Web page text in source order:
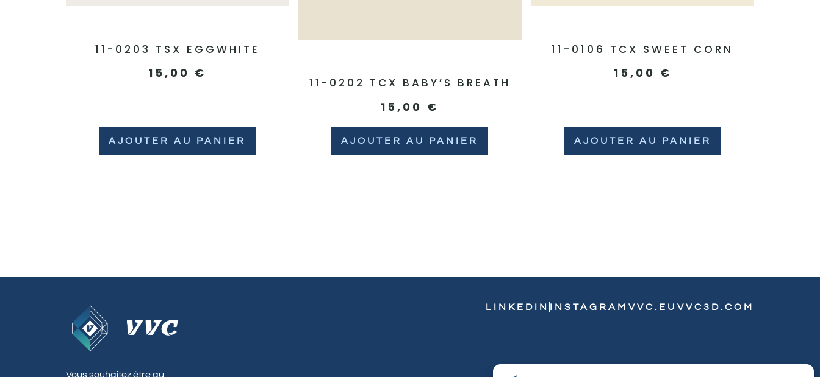
11-0203 TSX EGGWHITE
15,00 €
AJOUTER AU PANIER
11-0202 TCX BABY’S BREATH
15,00 €
AJOUTER AU PANIER
11-0106 TCX SWEET CORN
15,00 €
AJOUTER AU PANIER
Vous souhaitez être au
LINKEDIN INSTAGRAM VVC.EU VVC3D.COM